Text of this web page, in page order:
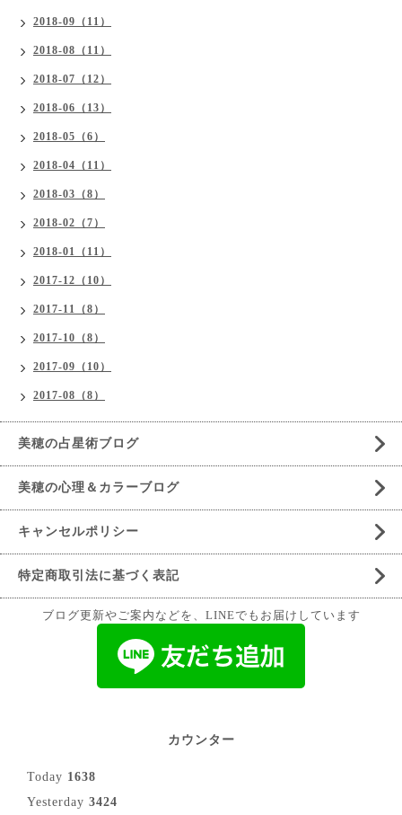
2018-09（11）
2018-08（11）
2018-07（12）
2018-06（13）
2018-05（6）
2018-04（11）
2018-03（8）
2018-02（7）
2018-01（11）
2017-12（10）
2017-11（8）
2017-10（8）
2017-09（10）
2017-08（8）
美穂の占星術ブログ
美穂の心理＆カラーブログ
キャンセルポリシー
特定商取引法に基づく表記
ブログ更新やご案内などを、LINEでもお届けしています
カウンター
Today 1638
Yesterday 3424